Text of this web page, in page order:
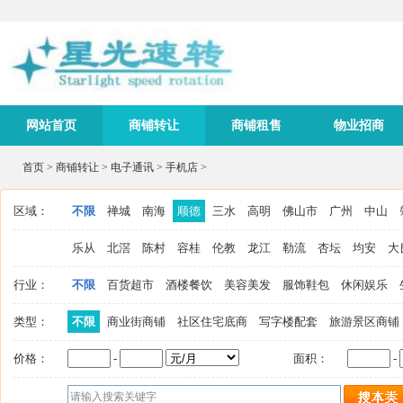
网站首页 商铺转让 商铺租售 物业招商
首页 > 商铺转让 > 电子通讯 > 手机店 >
区域： 不限 禅城 南海 顺德 三水 高明 佛山市 广州 中山
乐从 北滘 陈村 容桂 伦教 龙江 勒流 杏坛 均安 大
行业： 不限 百货超市 酒楼餐饮 美容美发 服饰鞋包 休闲娱乐
类型： 不限 商业街商铺 社区住宅底商 写字楼配套 旅游景区商铺
价格： - 面积： -